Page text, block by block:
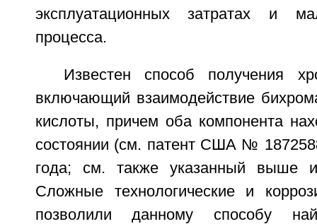
эксплуатационных затратах и
процесса.
Известен способ получения
включающий взаимодействие
кислоты, причем оба компонента
состоянии (см. патент США №
года; см. также указанный выше
Сложные технологические и
позволили данному способу